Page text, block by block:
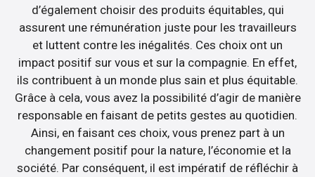
d’également choisir des produits équitables, qui
assurent une rémunération juste pour les travailleurs
et luttent contre les inégalités. Ces choix ont un
impact positif sur vous et sur la compagnie. En effet,
ils contribuent à un monde plus sain et plus équitable.
Grâce à cela, vous avez la possibilité d’agir de manière
responsable en faisant de petits gestes au quotidien.
Ainsi, en faisant ces choix, vous prenez part à un
changement positif pour la nature, l’économie et la
société. Par conséquent, il est impératif de réfléchir à